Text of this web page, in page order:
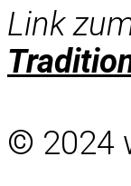
Link
© 2024